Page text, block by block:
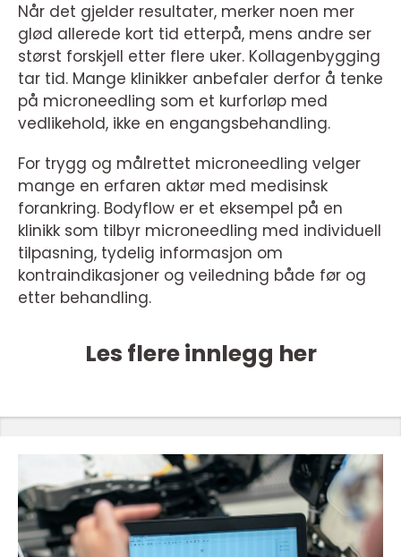
Når det gjelder resultater, merker noen mer
glød allerede kort tid etterpå, mens andre ser
størst forskjell etter flere uker. Kollagenbygging
tar tid. Mange klinikker anbefaler derfor å tenke
på microneedling som et kurforløp med
vedlikehold, ikke en engangsbehandling.
For trygg og målrettet microneedling velger
mange en erfaren aktør med medisinsk
forankring. Bodyflow er et eksempel på en
klinikk som tilbyr microneedling med individuell
tilpasning, tydelig informasjon om
kontraindikasjoner og veiledning både før og
etter behandling.
Les flere innlegg her